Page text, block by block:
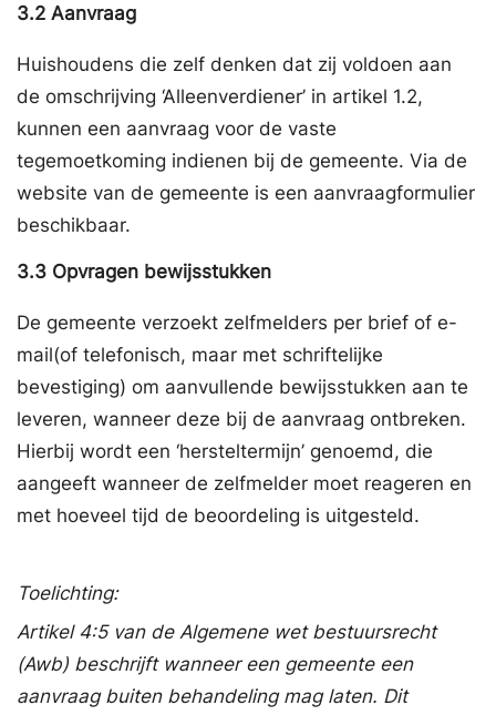
3.2 Aanvraag
Huishoudens die zelf denken dat zij voldoen aan
de omschrijving ‘Alleenverdiener’ in artikel 1.2,
kunnen een aanvraag voor de vaste
tegemoetkoming indienen bij de gemeente. Via de
website van de gemeente is een aanvraagformulier
beschikbaar.
3.3 Opvragen bewijsstukken
De gemeente verzoekt zelfmelders per brief of e-
mail(of telefonisch, maar met schriftelijke
bevestiging) om aanvullende bewijsstukken aan te
leveren, wanneer deze bij de aanvraag ontbreken.
Hierbij wordt een ‘hersteltermijn’ genoemd, die
aangeeft wanneer de zelfmelder moet reageren en
met hoeveel tijd de beoordeling is uitgesteld.
Toelichting:
Artikel 4:5 van de Algemene wet bestuursrecht
(Awb) beschrijft wanneer een gemeente een
aanvraag buiten behandeling mag laten. Dit